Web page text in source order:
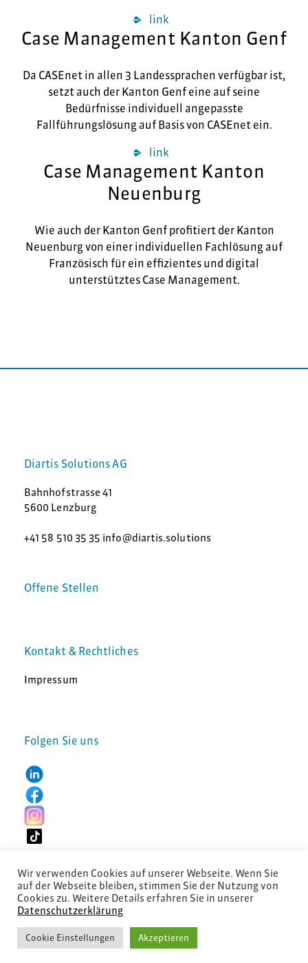
link
Case Management Kanton Genf
Da CASEnet in allen 3 Landessprachen verfügbar ist,
setzt auch der Kanton Genf eine auf seine
Bedürfnisse individuell angepasste
Fallführungslösung auf Basis von CASEnet ein.
link
Case Management Kanton
Neuenburg
Wie auch der Kanton Genf profitiert der Kanton
Neuenburg von einer individuellen Fachlösung auf
Französisch für ein effizientes und digital
unterstütztes Case Management.
Diartis Solutions AG
Bahnhofstrasse 41
5600 Lenzburg
+41 58 510 35 35 info@diartis.solutions
Offene Stellen
Kontakt & Rechtliches
Impressum
Folgen Sie uns
© 2026 Diartis Solutions AG
Wir verwenden Cookies auf unserer Webseite. Wenn Sie
auf der Webseite bleiben, stimmen Sie der Nutzung von
Cookies zu. Weitere Details erfahren Sie in unserer
Datenschutzerklärung
Cookie Einstellungen Akzeptieren